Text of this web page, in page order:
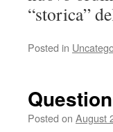
“storica”
Posted in
Posted on August